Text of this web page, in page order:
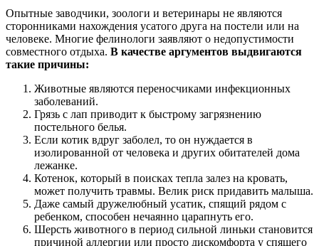
Опытные заводчики, зоологи и ветеринары не являются
сторонниками нахождения усатого друга на постели или на
человеке. Многие фелинологи заявляют о недопустимости
совместного отдыха. В качестве аргументов выдвигаются
такие причины:
Животные являются переносчиками инфекционных
заболеваний.
Грязь с лап приводит к быстрому загрязнению
постельного белья.
Если котик вдруг заболел, то он нуждается в
изолированной от человека и других обитателей дома
лежанке.
Котенок, который в поисках тепла залез на кровать,
может получить травмы. Велик риск придавить малыша.
Даже самый дружелюбный усатик, спящий рядом с
ребенком, способен нечаянно царапнуть его.
Шерсть животного в период сильной линьки становится
причиной аллергии или просто дискомфорта у спящего